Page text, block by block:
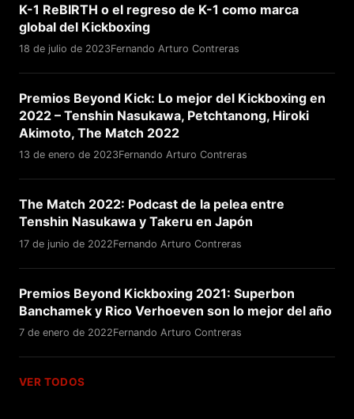
K-1 ReBIRTH o el regreso de K-1 como marca
global del Kickboxing
18 de julio de 2023Fernando Arturo Contreras
Premios Beyond Kick: Lo mejor del Kickboxing en
2022 – Tenshin Nasukawa, Petchtanong, Hiroki
Akimoto, The Match 2022
13 de enero de 2023Fernando Arturo Contreras
The Match 2022: Podcast de la pelea entre
Tenshin Nasukawa y Takeru en Japón
17 de junio de 2022Fernando Arturo Contreras
Premios Beyond Kickboxing 2021: Superbon
Banchamek y Rico Verhoeven son lo mejor del año
7 de enero de 2022Fernando Arturo Contreras
VER TODOS